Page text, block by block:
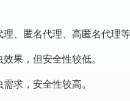
、匿名代理、高匿名代理
果，但安全性较低。
求，安全性较高。